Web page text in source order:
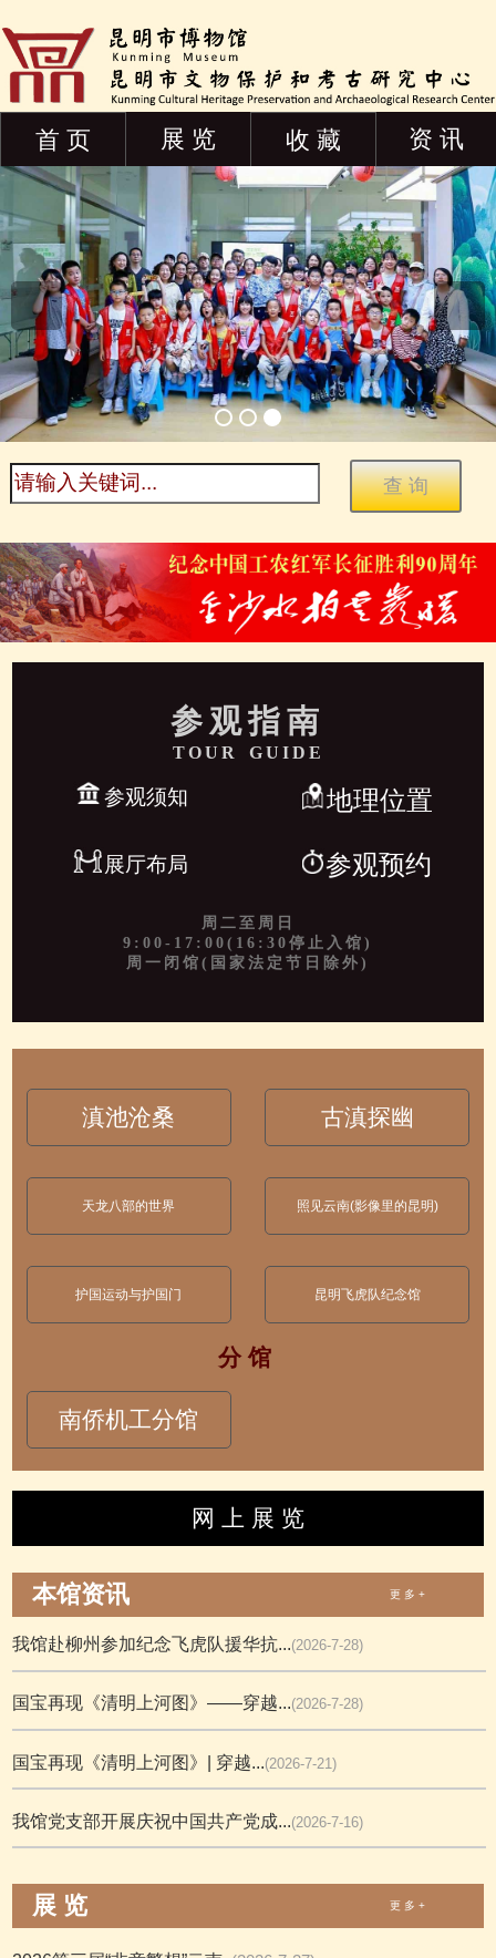
首 页 展 览 收 藏 资 讯
参观指南
TOUR GUIDE
参观须知 地理位置
展厅布局 参观预约
周二至周日
9:00-17:00(16:30停止入馆)
周一闭馆(国家法定节日除外)
滇池沧桑 古滇探幽
天龙八部的世界 照见云南(影像里的昆明)
护国运动与护国门 昆明飞虎队纪念馆
分 馆
南侨机工分馆
网 上 展 览
本馆资讯 更 多 +
我馆赴柳州参加纪念飞虎队援华抗...(2026-7-28)
国宝再现《清明上河图》——穿越...(2026-7-28)
国宝再现《清明上河图》| 穿越...(2026-7-21)
我馆党支部开展庆祝中国共产党成...(2026-7-16)
展 览 更 多 +